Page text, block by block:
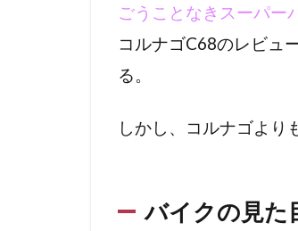
ごうことなきスーパー
コルナゴC68のレビュ
る。
しかし、コルナゴより
バイクの見た